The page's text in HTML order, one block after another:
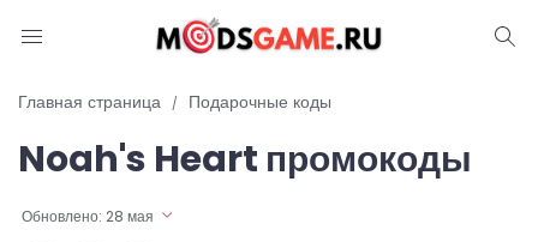
Блог
Читы и коды
Промокоды
Главная страница Подарочные коды
Noah's Heart промокоды
Обновлено: 28 мая